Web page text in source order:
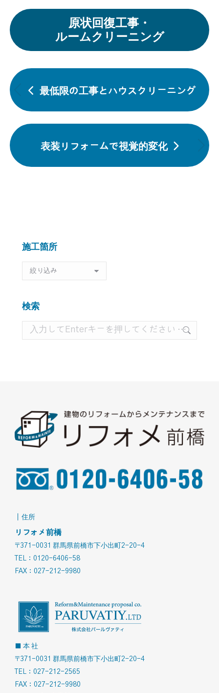
原状回復工事・
ルームクリーニング
投
稿
ナ
ゲ
ー
シ
稿:
最低限の工事とハウスクリーニング
表装リフォームで視覚的変化
施工箇所
工
所
検索
索:
｜住所
リフォメ前橋
〒371-0031 群馬県前橋市下小出町2-20-4
TEL：0120-6406-58
FAX：027-212-9980
■ 本 社
〒371-0031 群馬県前橋市下小出町2-20-4
TEL：027-212-2565
FAX：027-212-9980